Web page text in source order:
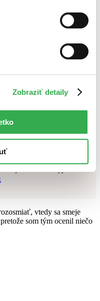
Zobraziť detaily
vtedy sa smeje
som tým ocenil niečo